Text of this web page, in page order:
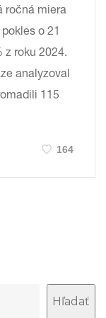
ročná miera
o 21
z roku 2024.
analyzoval
115
164
Hľadať